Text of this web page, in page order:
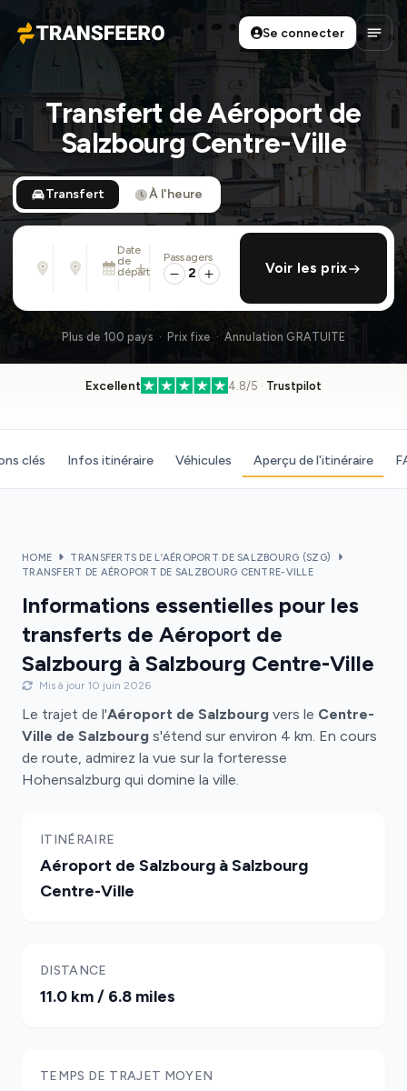
Transfeero
Se connecter
Transfert de Aéroport de
Salzbourg Centre-Ville
Transfert À l'heure
Adresse, aéroport, hôtel, ...
Adresse, aéroport, hôtel, ...
Date
de
départ
Dim. 9 Août · 01:45 PM
ajouter retour
Passagers
2 Voir les prix
Plus de 100 pays · Prix fixe · Annulation GRATUITE
Excellent 4.8/5 · Trustpilot
clés Infos itinéraire Véhicules Aperçu de l'itinéraire
HOME
TRANSFERTS DE L’AÉROPORT DE SALZBOURG (SZG)
TRANSFERT DE AÉROPORT DE SALZBOURG CENTRE-VILLE
Informations essentielles pour les
transferts de Aéroport de
Salzbourg à Salzbourg Centre-Ville
Mis à jour 10 juin 2026
Le trajet de l'Aéroport de Salzbourg vers le Centre-
Ville de Salzbourg s'étend sur environ 4 km. En cours
de route, admirez la vue sur la forteresse
Hohensalzburg qui domine la ville.
ITINÉRAIRE
Aéroport de Salzbourg à Salzbourg
Centre-Ville
DISTANCE
11.0 km / 6.8 miles
TEMPS DE TRAJET MOYEN